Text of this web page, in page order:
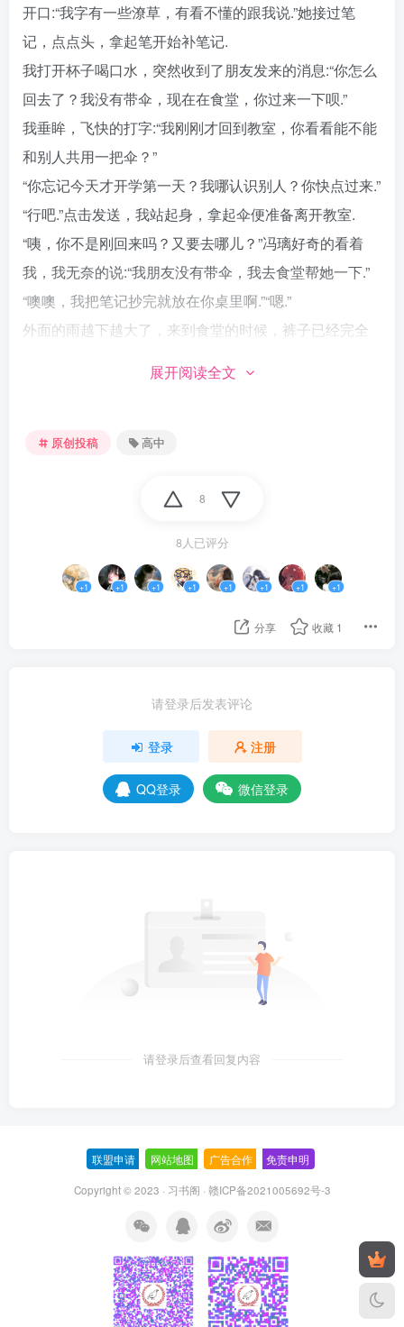
开口:“我字有一些潦草，有看不懂的跟我说.”她接过笔
记，点点头，拿起笔开始补笔记.
我打开杯子喝口水，突然收到了朋友发来的消息:“你怎么
回去了？我没有带伞，现在在食堂，你过来一下呗.”
我垂眸，飞快的打字:“我刚刚才回到教室，你看看能不能
和别人共用一把伞？”
“你忘记今天才开学第一天？我哪认识别人？你快点过来.”
“行吧.”点击发送，我站起身，拿起伞便准备离开教室.
“咦，你不是刚回来吗？又要去哪儿？”冯璃好奇的看着
我，我无奈的说:“我朋友没有带伞，我去食堂帮她一下.”
“噢噢，我把笔记抄完就放在你桌里啊.”“嗯.”
外面的雨越下越大了，来到食堂的时候，裤子已经完全
“你怎么才来呀？不过也幸亏你带了伞，这天真奇怪，明
“让你把伞随身带着，你不听啊.”我嘴里数落着.
天天去食堂还带伞啊？你吗？”陈璇不服气的回话，我撇
对了，你准备选文还是选理？”“这不还早吗？你已经想好
了？”“没有.”“那不就行了，终于到教学楼了.”
“颜颜，帮我补一下笔记呗.”陈璇拿着她的笔记凑到了我身
边，我皱眉:“自己的笔记自己写，我可以把我的笔记借给
陈璇拿着笔记回到了她的座位，开始埋头苦干.
第一天高中生活就这么稀里糊涂的过去了.
我却发现冯璃的新家居然在我家楼上.
这样周末你能来我家玩了.”“好啊，不过你的身体是不是不
第二天早上，我拿着一袋面包出了门，急着去学校，却
正好在下楼时遇见了她.
“咦，你也还没有去学校啊？”冯璃看向我手中的面包，又
看了一眼我有一些凌乱的头发，“你这是……起晚了？”我
笑着打哈哈:“暑假习惯了.”“走吧，一起去学校.”
似乎和她很有缘分啊，经常能遇见.
展开阅读全文
原创投稿 高中
8
8人已评分
+1 +1 +1 +1 +1 +1 +1 +1
分享 收藏 1
请登录后发表评论
登录 注册
QQ登录 微信登录
请登录后查看回复内容
联盟申请 网站地图 广告合作 免责申明
Copyright © 2023 · 习书阁 · 赣ICP备2021005692号-3